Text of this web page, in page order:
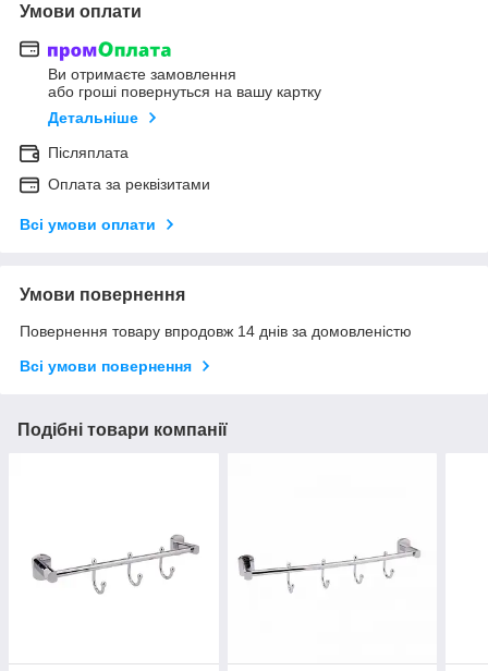
Умови оплати
Ви отримаєте замовлення
або гроші повернуться на вашу картку
Детальніше
Післяплата
Оплата за реквізитами
Всі умови оплати
Умови повернення
Повернення товару впродовж 14 днів за домовленістю
Всі умови повернення
Подібні товари компанії